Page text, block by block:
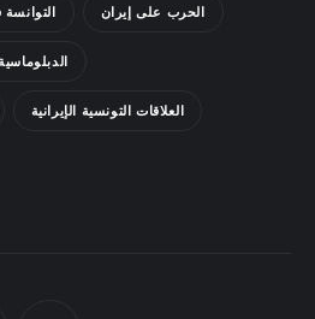
الحرب على إيران
العلاقات التونسية الإيرانية